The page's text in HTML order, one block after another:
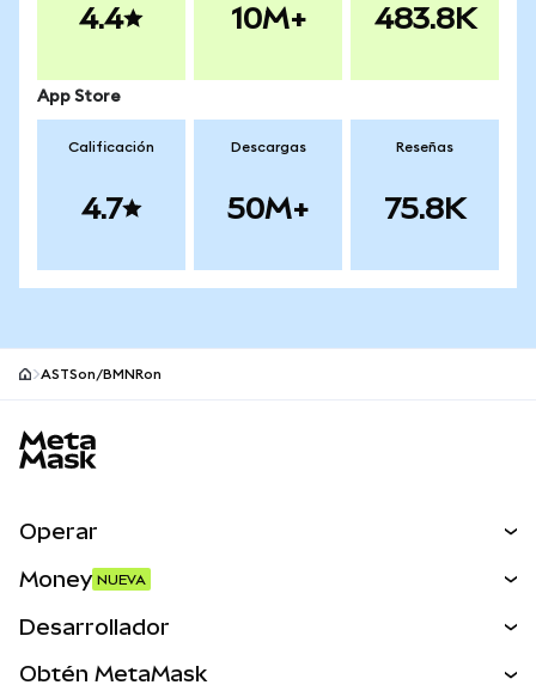
4.4 10M+ 483.8K
App Store
Calificación
4.7
Descargas
50M+
Reseñas
75.8K
ASTSon/BMNRon
Operar
Money NUEVA
Desarrollador
Obtén MetaMask